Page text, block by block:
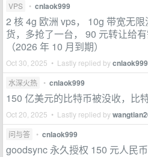
VPS
• cnlaok999
2 核 4g 欧洲 vps， 10g 带宽无
货，多抢了一台， 90 元转让给
（2026 年 10 月到期）
Oct 30, 2025 • Lastly replied bycnlaok999
水深火热 • cnlaok999
150 亿美元的比特币被没收，比
Oct 20, 2025 • Lastly replied by
问与答 • cnlaok999
goodsync 永久授权 150 元人民币